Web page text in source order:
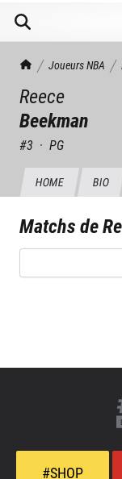
TrashTalk Actu NBA
Joueurs NBA
Reece
Beekman
#3 · PG
HOME BIO
Matchs de
#SHOP